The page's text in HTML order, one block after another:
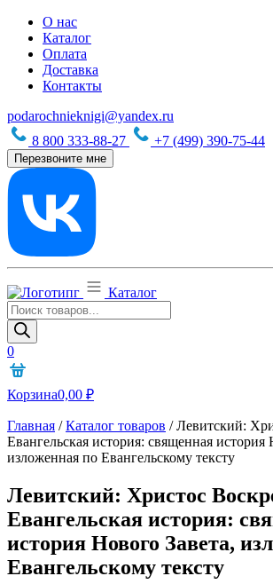
О нас
Каталог
Оплата
Доставка
Контакты
podarochnieknigi@yandex.ru
8 800 333-88-27
+7 (499) 390-75-44
Перезвоните мне
Каталог
Поиск
товаров
0
Корзина0,00 ₽
Главная /Каталог товаров /Левитский:
Евангельская история: священная история
изложенная по Евангельскому тексту
Левитский: Христос
Евангельская история:
история Нового Завета,
Евангельскому тексту